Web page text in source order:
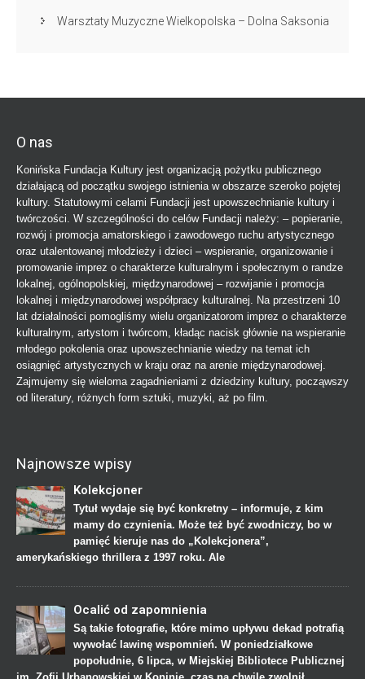
Warsztaty Muzyczne Wielkopolska – Dolna Saksonia
O nas
Konińska Fundacja Kultury jest organizacją pożytku publicznego
działającą od początku swojego istnienia w obszarze szeroko pojętej
kultury. Statutowymi celami Fundacji jest upowszechnianie kultury i
twórczości. W szczególności do celów Fundacji należy: – popieranie,
rozwój i promocja amatorskiego i zawodowego ruchu artystycznego
oraz utalentowanej młodzieży i dzieci – wspieranie, organizowanie i
promowanie imprez o charakterze kulturalnym i społecznym o randze
lokalnej, ogólnopolskiej, międzynarodowej – rozwijanie i promocja
lokalnej i międzynarodowej współpracy kulturalnej. Na przestrzeni 10
lat działalności pomogliśmy wielu organizatorom imprez o charakterze
kulturalnym, artystom i twórcom, kładąc nacisk głównie na wspieranie
młodego pokolenia oraz upowszechnianie wiedzy na temat ich
osiągnięć artystycznych w kraju oraz na arenie międzynarodowej.
Zajmujemy się wieloma zagadnieniami z dziedziny kultury, począwszy
od literatury, różnych form sztuki, muzyki, aż po film.
Najnowsze wpisy
Kolekcjoner
Tytuł wydaje się być konkretny – informuje, z kim
mamy do czynienia. Może też być zwodniczy, bo w
pamięć kieruje nas do „Kolekcjonera”,
amerykańskiego thrillera z 1997 roku. Ale
Ocalić od zapomnienia
Są takie fotografie, które mimo upływu dekad potrafią
wywołać lawinę wspomnień. W poniedziałkowe
popołudnie, 6 lipca, w Miejskiej Bibliotece Publicznej